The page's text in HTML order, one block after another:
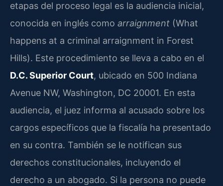
etapas del proceso legal es la audiencia inicial,
conocida en inglés como arraignment (What
happens at a criminal arraignment in Forest
Hills). Este procedimiento se lleva a cabo en el
D.C. Superior Court, ubicado en 500 Indiana
Avenue NW, Washington, DC 20001. En esta
audiencia, el juez informa al acusado sobre los
cargos específicos que la fiscalía ha presentado
en su contra. También se le notifican sus
derechos constitucionales, incluyendo el
derecho a un abogado. Si la persona no puede